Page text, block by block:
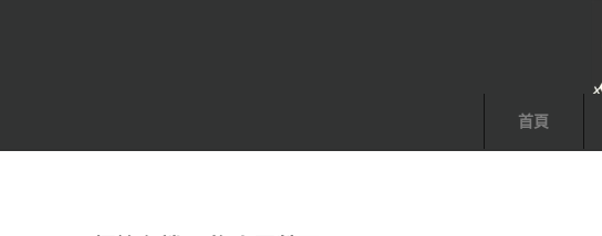
首頁